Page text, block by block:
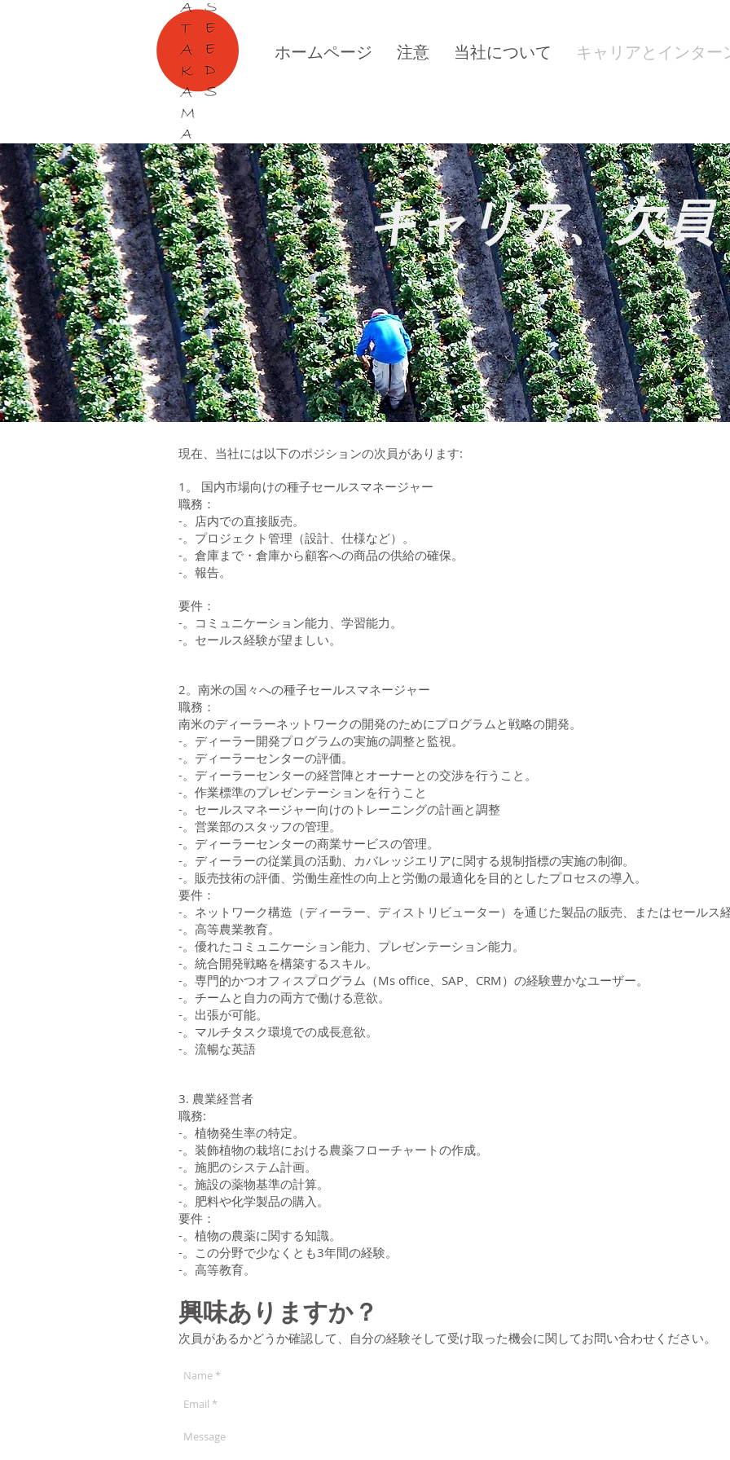
ホームページ 注意 当社について キャリアとインター
キャリア、欠員
現在、当社には以下のポジションの次員があります:
1。 国内市場向けの種子セールスマネージャー
職務：
-。店内での直接販売。
-。プロジェクト管理（設計、仕様など）。
-。倉庫まで・倉庫から顧客への商品の供給の確保。
-。報告。
要件：
-。コミュニケーション能力、学習能力。
-。セールス経験が望ましい。
2。南米の国々への種子セールスマネージャー
職務：
南米のディーラーネットワークの開発のためにプログラムと戦略の開発。
-。ディーラー開発プログラムの実施の調整と監視。
-。ディーラーセンターの評価。
-。ディーラーセンターの経営陣とオーナーとの交渉を行うこと。
-。作業標準のプレゼンテーションを行うこと
-。セールスマネージャー向けのトレーニングの計画と調整
-。営業部のスタッフの管理。
-。ディーラーセンターの商業サービスの管理。
-。ディーラーの従業員の活動、カバレッジエリアに関する規制指標の実施の制御。
-。販売技術の評価、労働生産性の向上と労働の最適化を目的としたプロセスの導入。
要件：
-。ネットワーク構造（ディーラー、ディストリビューター）を通じた製品の販売、またはセールス
-。高等農業教育。
-。優れたコミュニケーション能力、プレゼンテーション能力。
-。統合開発戦略を構築するスキル。
-。専門的かつオフィスプログラム（Ms office、SAP、CRM）の経験豊かなユーザー。
-。チームと自力の両方で働ける意欲。
-。出張が可能。
-。マルチタスク環境での成長意欲。
-。流暢な英語
3. 農業経営者
職務:
-。植物発生率の特定。
-。装飾植物の栽培における農薬フローチャートの作成。
-。施肥のシステム計画。
-。施設の薬物基準の計算。
-。肥料や化学製品の購入。
要件：
-。植物の農薬に関する知識。
-。この分野で少なくとも3年間の経験。
-。高等教育。
興味ありますか？
次員があるかどうか確認して、自分の経験そして受け取った機会に関してお問い合わせください。